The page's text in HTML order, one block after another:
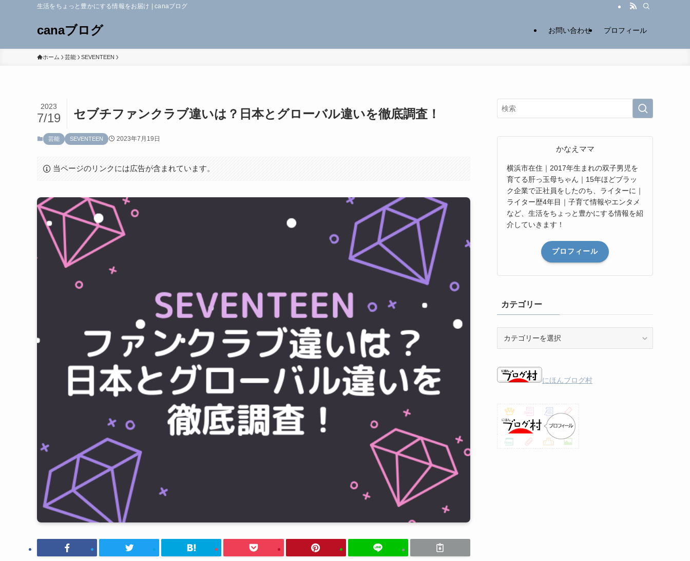
生活をちょっと豊かにする情報をお届け | canaブログ
canaブログ お問い合わせ プロフィール
ホーム 芸能 SEVENTEEN
セブチファンクラブ違いは？日本とグローバル違いを徹底調査！
2023
7/19
芸能 SEVENTEEN 2023年7月19日
当ページのリンクには広告が含まれています。
かなえママ
横浜市在住｜2017年生まれの双子男児を
育てる肝っ玉母ちゃん｜15年ほどブラッ
ク企業で正社員をしたのち、ライターに｜
ライター歴4年目｜子育て情報やエンタメ
など、生活をちょっと豊かにする情報を紹
介していきます！
プロフィール
カテゴリー
リ
にほんブログ村